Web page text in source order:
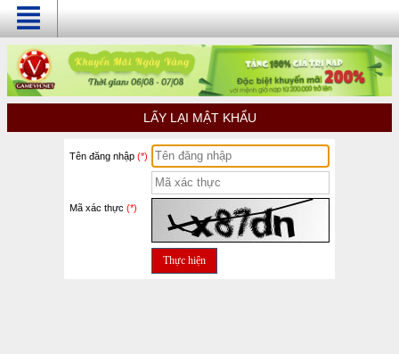
LẤY LẠI MẬT KHẨU
Tên đăng nhập
Mã xác thực